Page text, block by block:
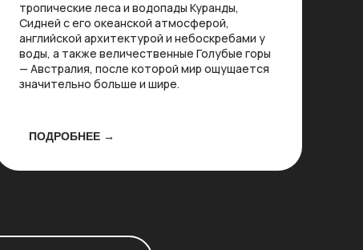
ПОДРОБНЕЕ →
тропические леса и водопады Куранды,
Сидней с его океанской атмосферой,
английской архитектурой и небоскребами у
воды, а также величественные Голубые горы
— Австралия, после которой мир ощущается
значительно больше и шире.